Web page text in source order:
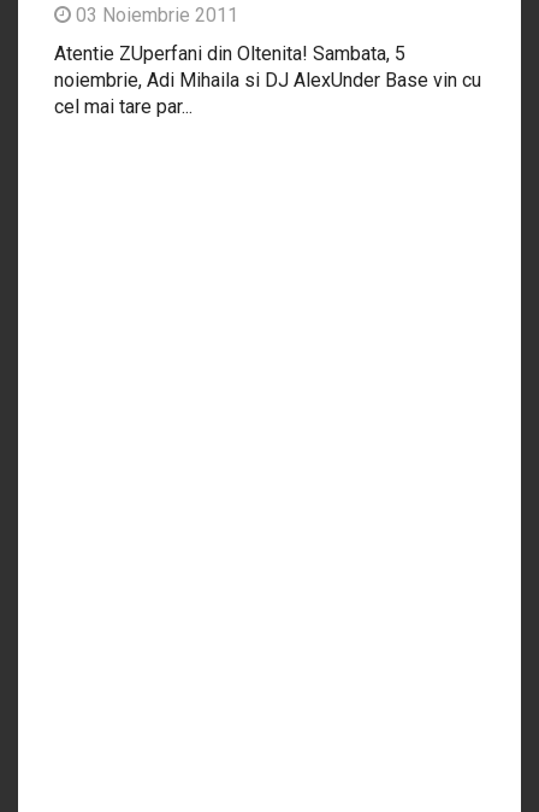
03 Noiembrie 2011
Atentie ZUperfani din Oltenita! Sambata, 5
noiembrie, Adi Mihaila si DJ AlexUnder Base vin cu
cel mai tare par...